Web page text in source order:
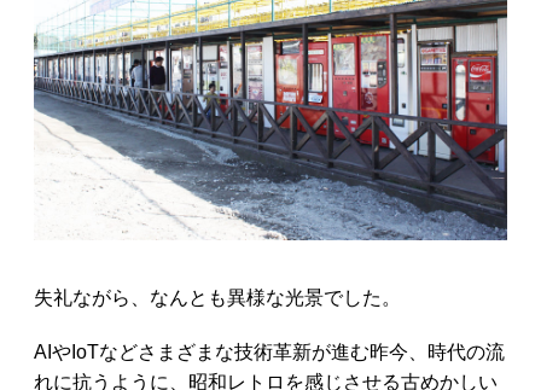
失礼ながら、なんとも異様な光景でした。
AIやIoTなどさまざまな技術革新が進む昨今、時代の流
れに抗うように、昭和レトロを感じさせる古めかしい